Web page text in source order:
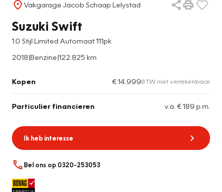
Vakgarage Jacob Schaap Lelystad
Suzuki Swift
1.0 Stijl Limited Automaat 111pk
2018|Benzine|122.825 km
Kopen € 14.999BTW niet verrekenbaar
Particulier financieren v.a. € 189 p.m.
Ik heb interesse
Bel ons op 0320-253053